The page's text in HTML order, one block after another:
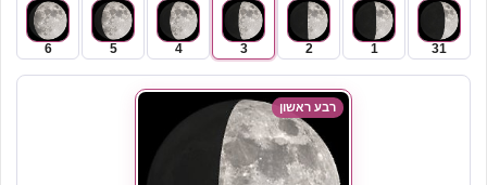
31
1
2
3
4
5
6
רבע ראשון